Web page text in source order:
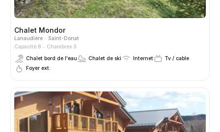
Chalet Mondor
Lanaudière
Saint-Donat
Capacité 8
Chambres 3
Chalet bord de l'eau
Chalet de ski Internet
Tv / cable
Foyer ext.